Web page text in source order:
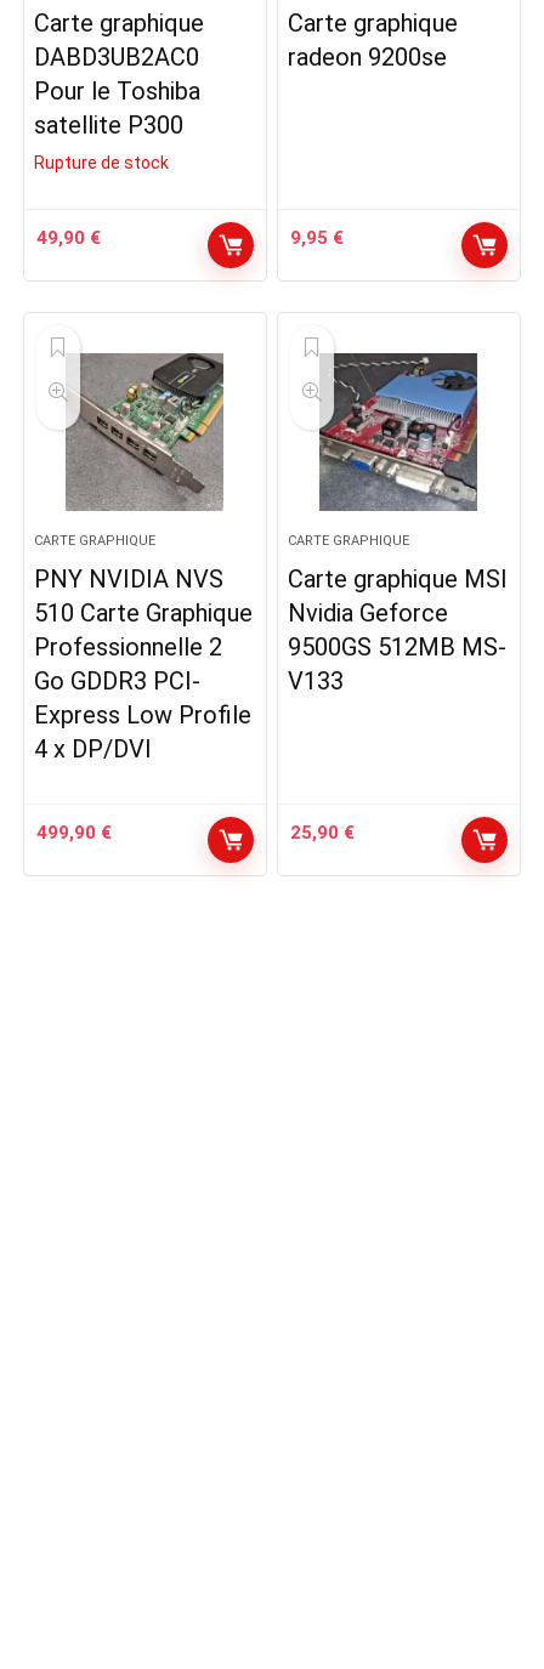
Carte graphique
DABD3UB2AC0
Pour le Toshiba
satellite P300
Rupture de stock
49,90 €
Carte graphique
radeon 9200se
9,95 €
CARTE GRAPHIQUE
PNY NVIDIA NVS
510 Carte Graphique
Professionnelle 2
Go GDDR3 PCI-
Express Low Profile
4 x DP/DVI
499,90 €
CARTE GRAPHIQUE
Carte graphique MSI
Nvidia Geforce
9500GS 512MB MS-
V133
25,90 €